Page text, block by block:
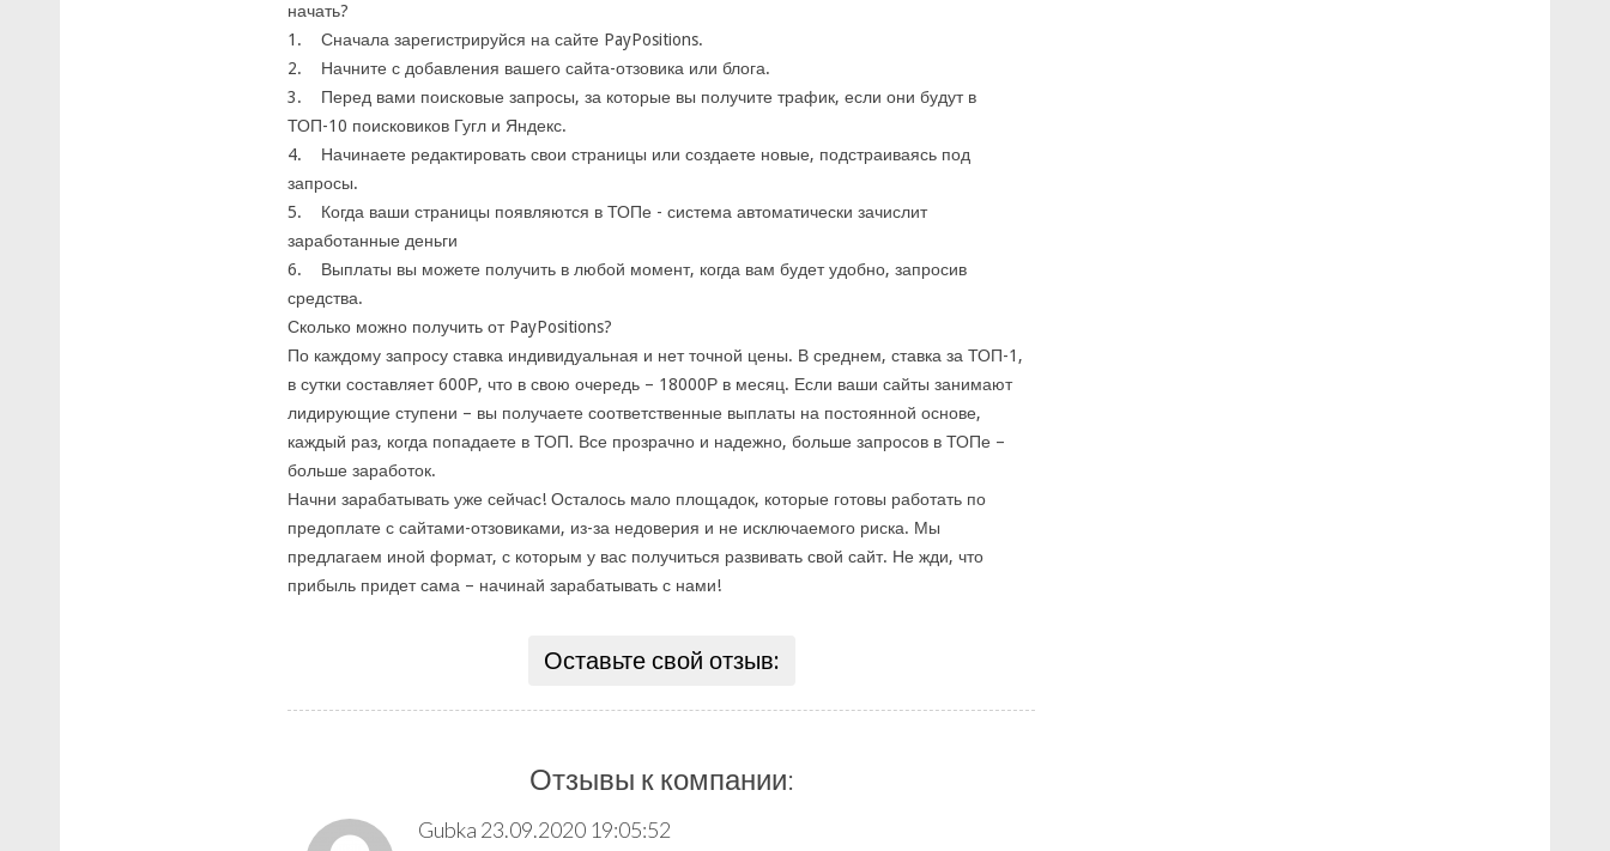
начать?
1. Сначала зарегистрируйся на сайте PayPositions.
2. Начните с добавления вашего сайта-отзовика или блога.
3. Перед вами поисковые запросы, за которые вы получите трафик, если они будут в
ТОП-10 поисковиков Гугл и Яндекс.
4. Начинаете редактировать свои страницы или создаете новые, подстраиваясь под
запросы.
5. Когда ваши страницы появляются в ТОПе - система автоматически зачислит
заработанные деньги
6. Выплаты вы можете получить в любой момент, когда вам будет удобно, запросив
средства.
Сколько можно получить от PayPositions?
По каждому запросу ставка индивидуальная и нет точной цены. В среднем, ставка за ТОП-1,
в сутки составляет 600Р, что в свою очередь – 18000Р в месяц. Если ваши сайты занимают
лидирующие ступени – вы получаете соответственные выплаты на постоянной основе,
каждый раз, когда попадаете в ТОП. Все прозрачно и надежно, больше запросов в ТОПе –
больше заработок.
Начни зарабатывать уже сейчас! Осталось мало площадок, которые готовы работать по
предоплате с сайтами-отзовиками, из-за недоверия и не исключаемого риска. Мы
предлагаем иной формат, с которым у вас получиться развивать свой сайт. Не жди, что
прибыль придет сама – начинай зарабатывать с нами!
Оставьте свой отзыв:
Отзывы к компании:
Gubka 23.09.2020 19:05:52